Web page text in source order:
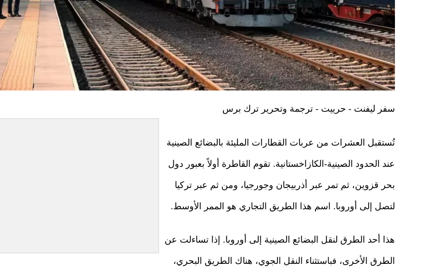
سفر ليفنت - حرييت - ترجمة وتحرير ترك برس
تُستقبل العشرات من عربات القطارات المليئة بالبضائع الصينية
عند الحدود الصينية-الكازاخستانية. تقوم القاطرة أولاً بعبور دول
بحر قزوين، ثم تمر عبر أذربيجان وجورجيا، ومن ثم عبر تركيا
لتصل إلى أوروبا. اسم هذا الطريق التجاري هو الممر الأوسط.
هذا أحد الطرق لنقل البضائع الصينية إلى أوروبا. إذا تساءلت عن
الطرق الأخرى، فباستثناء النقل الجوي، هناك الطريق البحري،